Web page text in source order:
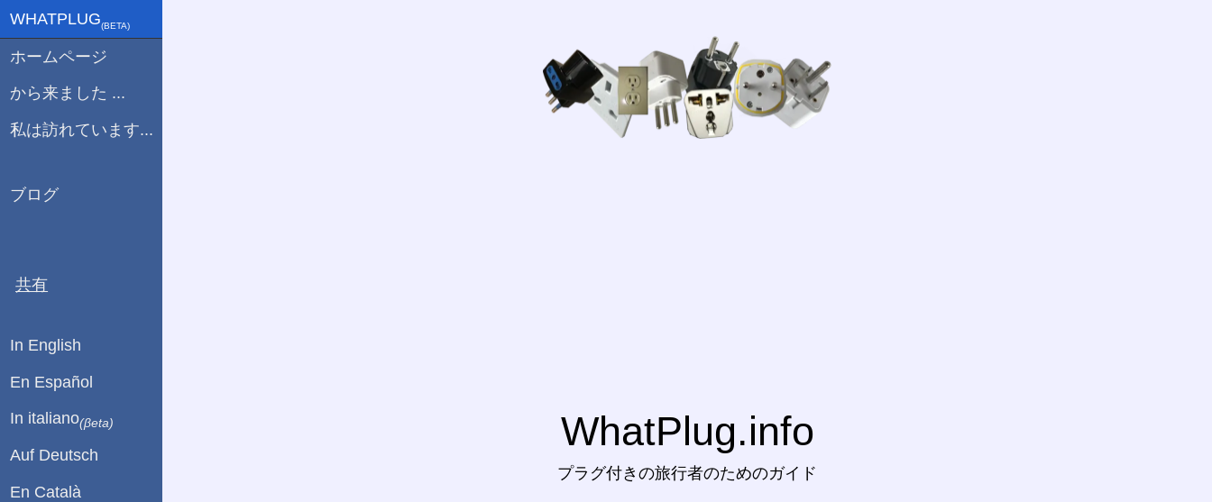
WhatPlug.info
プラグ付きの旅行者のためのガイド
WHATPLUG(ΒETA)
ホームページ
から来ました ...
私は訪れています...
ブログ
共有
In English
En Español
In italiano(βeta)
Auf Deutsch
En Català